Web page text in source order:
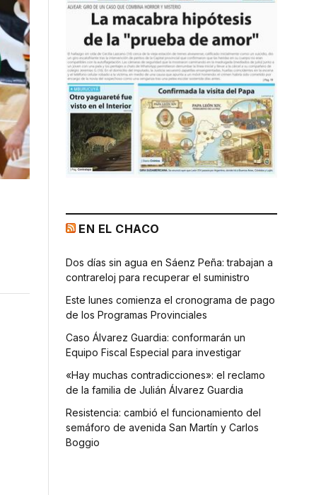
EN EL CHACO
Dos días sin agua en Sáenz Peña: trabajan a
contrareloj para recuperar el suministro
Este lunes comienza el cronograma de pago
de los Programas Provinciales
Caso Álvarez Guardia: conformarán un
Equipo Fiscal Especial para investigar
«Hay muchas contradicciones»: el reclamo
de la familia de Julián Álvarez Guardia
Resistencia: cambió el funcionamiento del
semáforo de avenida San Martín y Carlos
Boggio